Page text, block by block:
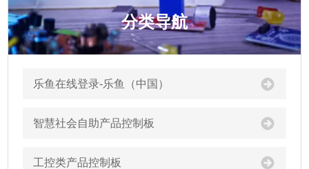
分类导航
乐鱼在线登录-乐鱼（中国）
智慧社会自助产品控制板
工控类产品控制板